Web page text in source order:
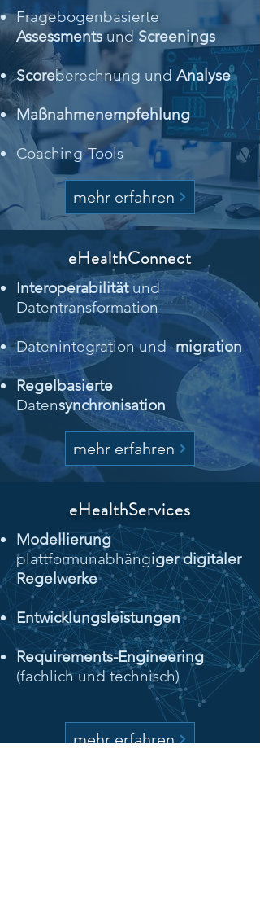
Fragebogenbasierte
Assessmentsund Screenings
Scoreberechnung und Analyse
Maßnahmenempfehlung
Coaching-Tools
mehr erfahren
eHealthConnect
Interoperabilitätund
Datentransformation
Datenintegration und -migration
Regelbasierte
Datensynchronisation
mehr erfahren
eHealthServices
Modellierung
plattformunabhängiger digitaler
Regelwerke
Entwicklungsleistungen
Requirements-Engineering
(fachlich und technisch)
mehr erfahren